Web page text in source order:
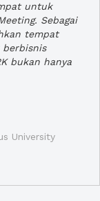
untuk
Sebagai
tempat
berbisnis
bukan hanya
University